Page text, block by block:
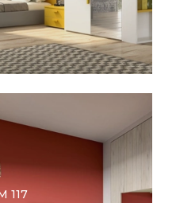
117